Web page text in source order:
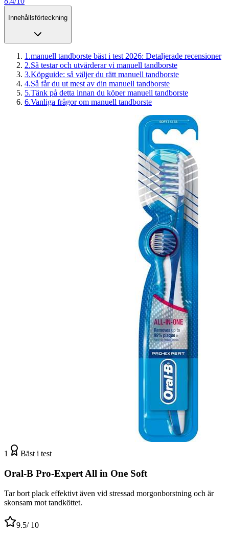
Innehållsförteckning
1 .manuell tandborste bäst i test 2026: Detaljerade recensioner
2.Så testar och utvärderar vi manuell tandborste
3.Köpguide: så väljer du rätt manuell tandborste
4.Så får du ut mest av din manuell tandborste
5.Tänk på detta innan du köper manuell tandborste
6.Vanliga frågor om manuell tandborste
1 Bäst i test
Oral-B Pro-Expert All in One Soft
Tar bort plack effektivt även vid stressad morgonborstning och är
skonsam mot tandköttet.
9.5/ 10